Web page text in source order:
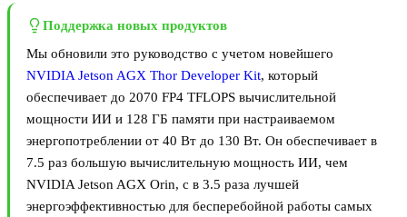
Поддержка новых продуктов
Мы обновили это руководство с учетом новейшего
NVIDIA Jetson AGX Thor Developer Kit, который
обеспечивает до 2070 FP4 TFLOPS вычислительной
мощности ИИ и 128 ГБ памяти при настраиваемом
энергопотреблении от 40 Вт до 130 Вт. Он обеспечивает в
7.5 раз большую вычислительную мощность ИИ, чем
NVIDIA Jetson AGX Orin, с в 3.5 раза лучшей
энергоэффективностью для бесперебойной работы самых